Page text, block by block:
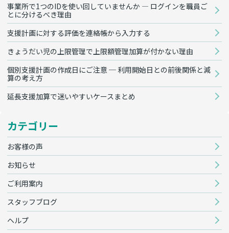
事業所で1つのIDを使い回していませんか — ログインを職員ご
とに分けるべき理由
支援計画に対する評価を連絡帳から入力する
きょうだい児の上限管理で上限額管理加算が付かない理由
個別支援計画の作成日にご注意 ─ 利用開始日との前後関係と減
算の考え方
延長支援加算で迷いやすいケースまとめ
カテゴリー
お客様の声
お知らせ
ご利用案内
スタッフブログ
ヘルプ